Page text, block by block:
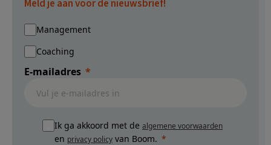
Meld je aan voor de nieuwsbrief!
Management
Coaching
E-mailadres
Ik ga akkoord met de algemene voorwaarden
en privacy policy van Boom.